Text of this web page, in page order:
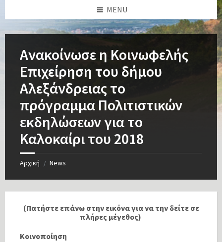
MENU
Ανακοίνωσε η Κοινωφελής
Επιχείρηση του δήμου
Αλεξάνδρειας το
πρόγραμμα Πολιτιστικών
εκδηλώσεων για το
Καλοκαίρι του 2018
Αρχική / News
(Πατήστε επάνω στην εικόνα για να την δείτε σε
πλήρες μέγεθος)
Κοινοποίηση